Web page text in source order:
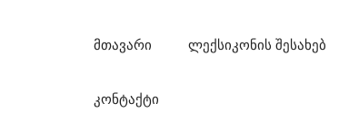
მთავარი ლექსიკონის შესახებ
კონტაქტი